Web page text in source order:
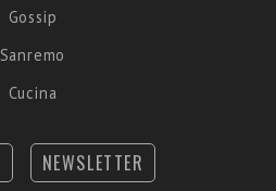
Gossip
Sanremo
Cucina
NEWSLETTER